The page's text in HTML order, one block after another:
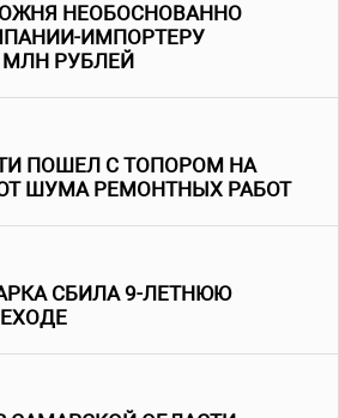
НЕОБОСНОВАННО
ИМПОРТЕРУ
РУБЛЕЙ
ПОШЕЛ С ТОПОРОМ НА
ШУМА РЕМОНТНЫХ РАБОТ
СБИЛА 9-ЛЕТНЮЮ